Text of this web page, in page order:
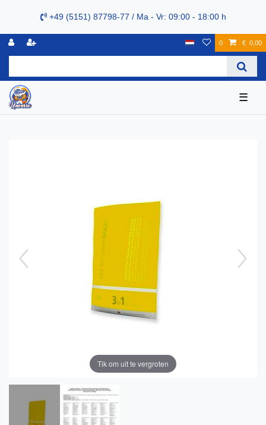
+49 (5151) 87798-77 / Ma - Vr: 09:00 - 18:00 h
0 € 0,00
☰
Tik om uit te vergroten